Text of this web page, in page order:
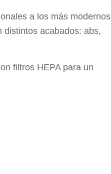
a los más modernos
distintos acabados: abs,
filtros HEPA para un